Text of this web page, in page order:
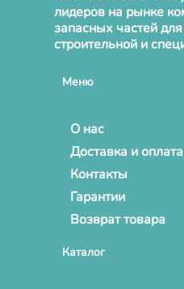
лидеров на рынке
запасных частей
строительной и
Меню
О нас
Доставка и оплата
Контакты
Гарантии
Возврат товара
Каталог